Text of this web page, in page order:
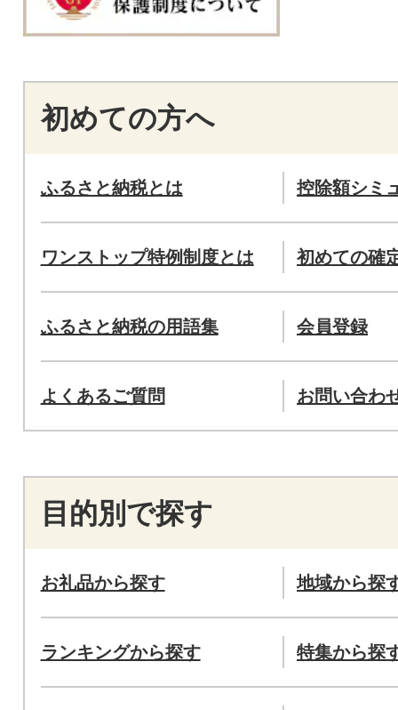
初めての方へ
ふるさと納税とは 控除額シミ
ワンストップ特例制度とは 初めての確
ふるさと納税の用語集 会員登録
よくあるご質問 お問い合わ
目的別で探す
お礼品から探す 地域から探
ランキングから探す 特集から探